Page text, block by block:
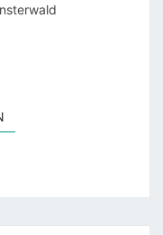
WEITERLESEN